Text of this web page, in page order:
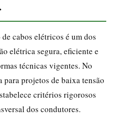
cabos elétricos é um dos
elétrica segura, eficiente e
técnicas vigentes. No
projetos de baixa tensão
critérios rigorosos
dos condutores.